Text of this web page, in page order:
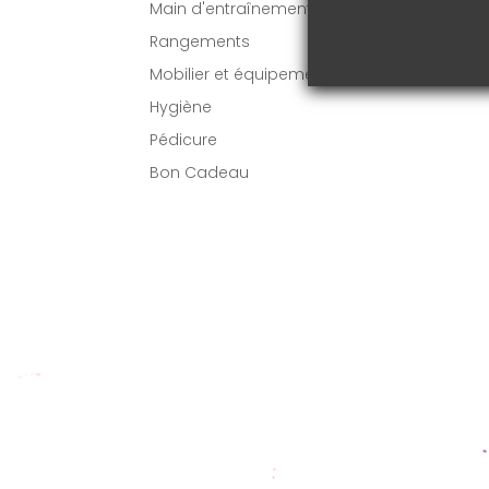
Main d'entraînement
Rangements
Mobilier et équipement
Hygiène
Pédicure
Bon Cadeau